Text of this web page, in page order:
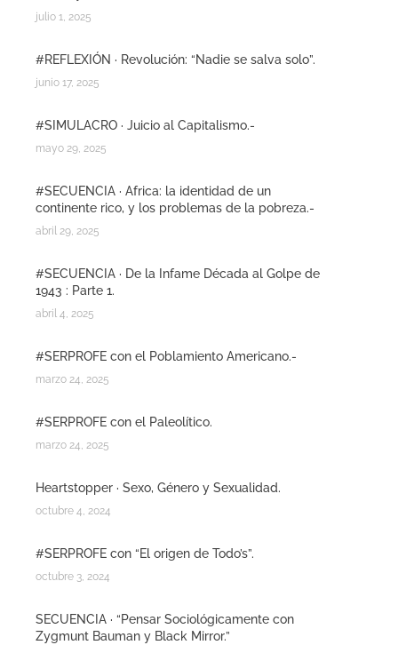
julio 1, 2025
#REFLEXIÓN · Revolución: “Nadie se salva solo”.
junio 17, 2025
#SIMULACRO · Juicio al Capitalismo.-
mayo 29, 2025
#SECUENCIA · Africa: la identidad de un
continente rico, y los problemas de la pobreza.-
abril 29, 2025
#SECUENCIA · De la Infame Década al Golpe de
1943 : Parte 1.
abril 4, 2025
#SERPROFE con el Poblamiento Americano.-
marzo 24, 2025
#SERPROFE con el Paleolítico.
marzo 24, 2025
Heartstopper · Sexo, Género y Sexualidad.
octubre 4, 2024
#SERPROFE con “El origen de Todo’s”.
octubre 3, 2024
SECUENCIA · “Pensar Sociológicamente con
Zygmunt Bauman y Black Mirror.”